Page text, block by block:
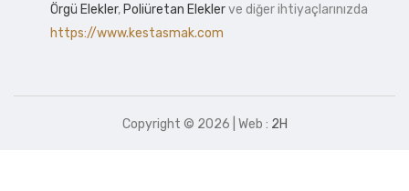
Örgü Elekler, Poliüretan Eleklerve diğer ihtiyaçlarınızda
https://www.kestasmak.com
Copyright © 2026 | Web : 2H